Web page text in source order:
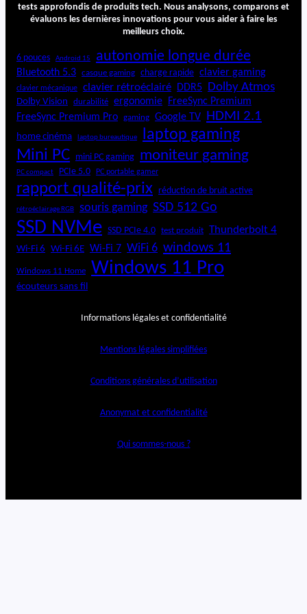
t
tests approfondis de produits tech. Nous analysons, comparons et
évaluons les dernières innovations pour vous aider à faire les
meilleurs choix.
6 pouces Android 15 autonomie longue durée
Bluetooth 5.3 casque gaming charge rapide clavier gaming
clavier mécanique clavier rétroéclairé DDR5 Dolby Atmos
Dolby Vision durabilité ergonomie
FreeSync Premium
FreeSync Premium Pro
gaming Google TV HDMI 2.1
home cinéma laptop bureautique laptop gaming
Mini PC mini PC gaming moniteur gaming
PC compact PCIe 5.0 PC portable gamer
rapport qualité-prix réduction de bruit active
rétroéclairage RGB souris gaming SSD 512 Go
SSD NVMe SSD PCIe 4.0 test produit Thunderbolt 4
Wi-Fi 6 Wi-Fi 6E Wi-Fi 7 WiFi 6 windows 11
Windows 11 Home Windows 11 Pro
écouteurs sans fil
Informations légales et confidentialité
Mentions légales simplifiées
Conditions générales d’utilisation
Anonymat et confidentialité
Qui sommes-nous ?